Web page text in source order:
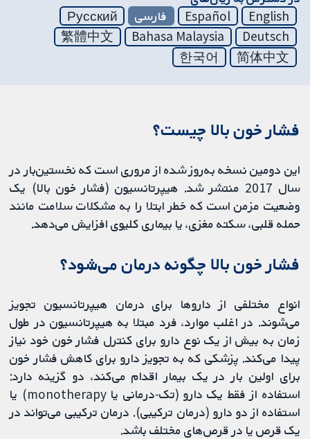
English
Español فارسی
Русский
Deutsch
Bahasa Malaysia
繁體中文
简体中文
한국어
فشار خون بالا چیست؟
این دومین نسخه به‌روز شده از مروری است که نخستین‌بار در
سال 2017 منتشر شد. هیپرتانسیون (فشار خون بالا) یک
وضعیت مزمن است که خطر ابتلا را به مشکلات سلامت مانند
حمله قلبی، سکته مغزی، یا بیماری کلیوی افزایش می‌دهد.
فشار خون بالا چگونه درمان می‌شود؟
انواع مختلفی از داروها برای درمان هیپرتانسیون تجویز
می‌شوند. در اغلب موارد، فرد مبتلا به هیپرتانسیون در طول
زمان به بیش از یک نوع دارو برای کنترل فشار خون خود نیاز
پیدا می‌کند. پزشکی که به تجویز دارو برای کاهش فشار خون
برای اولین بار در یک بیمار اقدام می‌کند، دو گزینه دارد:
استفاده از فقط یک دارو (تک-درمانی یا monotherapy) یا
استفاده از دو دارو (درمان ترکیبی). درمان ترکیبی می‌تواند در
یک قرص یا در قرص‌های مختلف باشد.